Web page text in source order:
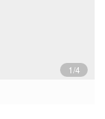
1/4